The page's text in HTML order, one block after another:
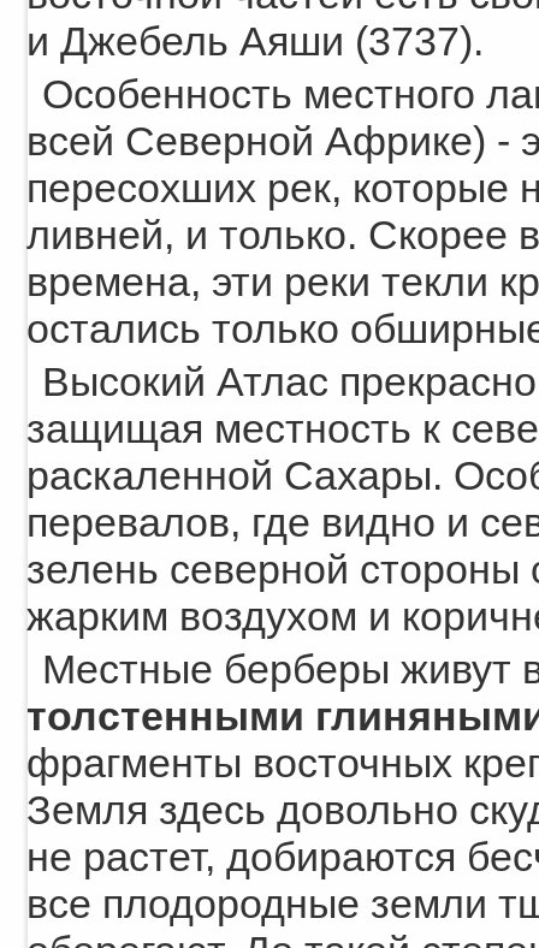
и Джебель Аяши (3737).
Особенность местного
всей Северной Африке) -
пересохших рек, которые
ливней, и только. Скорее
времена, эти реки текли
остались только
Высокий Атлас
защищая местность к
раскаленной Сахары.
перевалов, где видно и
зелень северной стороны
жарким воздухом и
Местные берберы живут
толстенными
фрагменты восточных
Земля здесь довольно
не растет, добираются
все плодородные земли